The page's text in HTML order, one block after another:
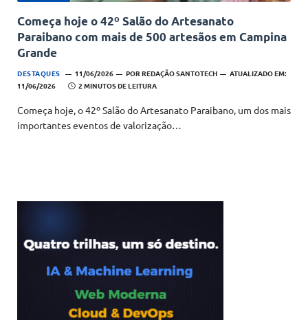
Começa hoje o 42º Salão do Artesanato
Paraibano com mais de 500 artesãos em Campina
Grande
DESTAQUES 11/06/2026 POR REDAÇÃO SANTOTECH
ATUALIZADO EM:
11/06/2026
2 MINUTOS DE LEITURA
Começa hoje, o 42º Salão do Artesanato Paraibano, um dos mais
importantes eventos de valorização…